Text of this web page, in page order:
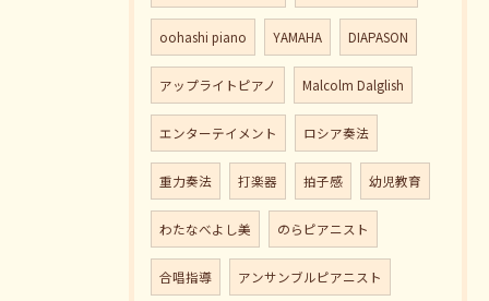
oohashi piano YAMAHA DIAPASON
アップライトピアノ Malcolm Dalglish
エンターテイメント ロシア奏法
重力奏法 打楽器 拍子感 幼児教育
わたなべよし美 のらピアニスト
合唱指導 アンサンブルピアニスト